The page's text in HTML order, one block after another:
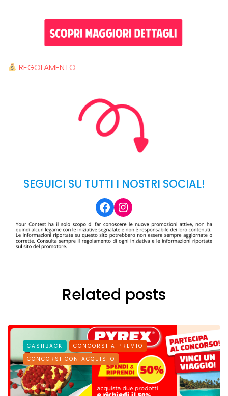
REGOLAMENTO
SEGUICI SU TUTTI I NOSTRI SOCIAL!
Facebook
Instagram
Related posts
CASHBACK
CONCORSI A PREMIO
CONCORSI CON ACQUISTO